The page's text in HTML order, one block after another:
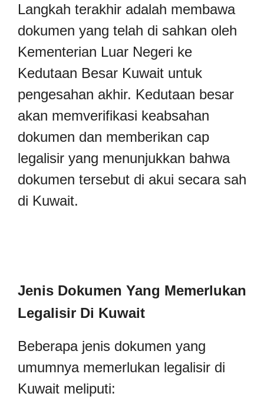
Langkah terakhir adalah membawa
dokumen yang telah di sahkan oleh
Kementerian Luar Negeri ke
Kedutaan Besar Kuwait untuk
pengesahan akhir. Kedutaan besar
akan memverifikasi keabsahan
dokumen dan memberikan cap
legalisir yang menunjukkan bahwa
dokumen tersebut di akui secara sah
di Kuwait.
Jenis Dokumen Yang Memerlukan
Legalisir Di Kuwait
Beberapa jenis dokumen yang
umumnya memerlukan legalisir di
Kuwait meliputi: